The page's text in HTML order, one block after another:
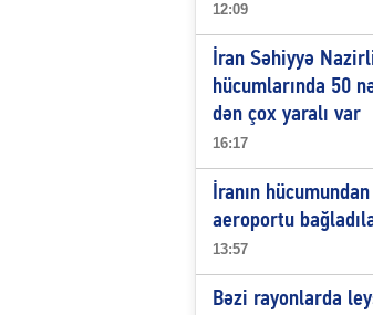
12:09
İran Səhiyyə
hücumlarında 50
dən çox yaralı var
16:17
İranın
aeroportu
13:57
Bəzi rayonlarda